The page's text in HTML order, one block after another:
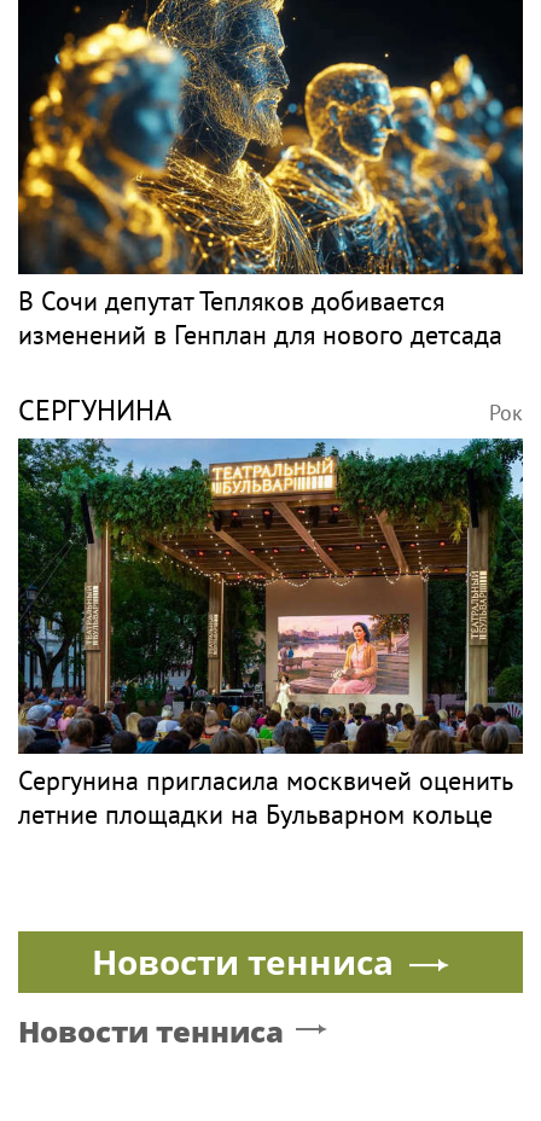
В Сочи депутат Тепляков добивается
изменений в Генплан для нового детсада
СЕРГУНИНА Рок
Сергунина пригласила москвичей оценить
летние площадки на Бульварном кольце
Новости тенниса
Новости тенниса